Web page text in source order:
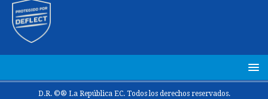
D.R. ©® La República EC. Todos los derechos reservados.